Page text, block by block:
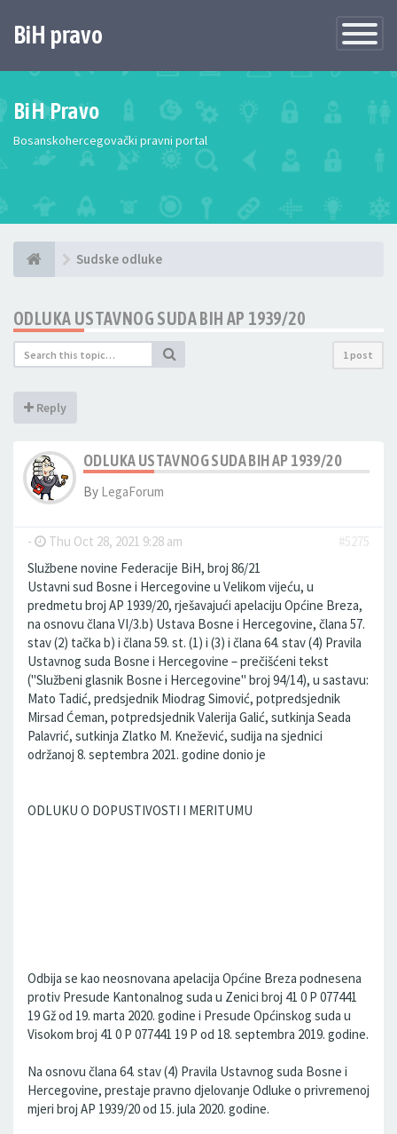
Toggle
BiH pravo
BiH Pravo
Bosanskohercegovački pravni portal
Sudske odluke
ODLUKA USTAVNOG SUDA BIH AP 1939/20
1 post
Reply
ODLUKA USTAVNOG SUDA BIH AP 1939/20
By LegaForum
- Thu Oct 28, 2021 9:28 am
#5275
Službene novine Federacije BiH, broj 86/21
Ustavni sud Bosne i Hercegovine u Velikom vijeću, u
predmetu broj AP 1939/20, rješavajući apelaciju Općine Breza,
na osnovu člana VI/3.b) Ustava Bosne i Hercegovine, člana 57.
stav (2) tačka b) i člana 59. st. (1) i (3) i člana 64. stav (4) Pravila
Ustavnog suda Bosne i Hercegovine – prečišćeni tekst
("Službeni glasnik Bosne i Hercegovine" broj 94/14), u sastavu:
Mato Tadić, predsjednik Miodrag Simović, potpredsjednik
Mirsad Ćeman, potpredsjednik Valerija Galić, sutkinja Seada
Palavrić, sutkinja Zlatko M. Knežević, sudija na sjednici
održanoj 8. septembra 2021. godine donio je
ODLUKU O DOPUSTIVOSTI I MERITUMU
Odbija se kao neosnovana apelacija Općine Breza podnesena
protiv Presude Kantonalnog suda u Zenici broj 41 0 P 077441
19 Gž od 19. marta 2020. godine i Presude Općinskog suda u
Visokom broj 41 0 P 077441 19 P od 18. septembra 2019. godine.
Na osnovu člana 64. stav (4) Pravila Ustavnog suda Bosne i
Hercegovine, prestaje pravno djelovanje Odluke o privremenoj
mjeri broj AP 1939/20 od 15. jula 2020. godine.